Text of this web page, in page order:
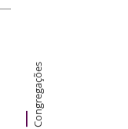
Congregações